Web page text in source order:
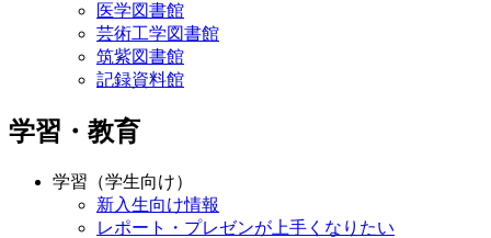
医学図書館
芸術工学図書館
筑紫図書館
記録資料館
学習・教育
学習（学生向け）
新入生向け情報
レポート・プレゼンが上手くなりたい